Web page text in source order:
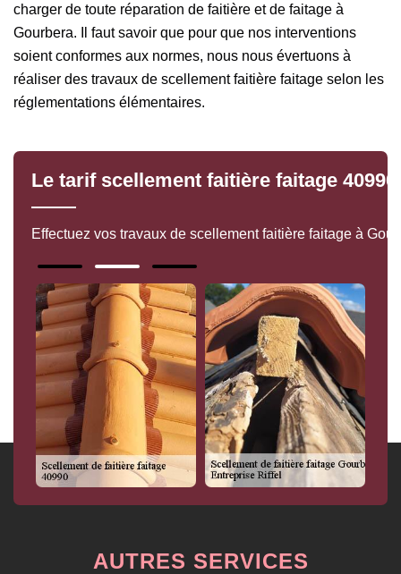
charger de toute réparation de faitière et de faitage à
Gourbera. Il faut savoir que pour que nos interventions
soient conformes aux normes, nous nous évertuons à
réaliser des travaux de scellement faitière faitage selon les
réglementations élémentaires.
Le tarif scellement faitière faitage
Effectuez vos travaux de scellement faitière faitage à
AUTRES SERVICES